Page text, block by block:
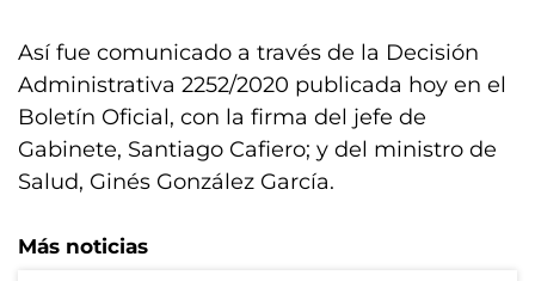
Así fue comunicado a través de la Decisión
Administrativa 2252/2020 publicada hoy en el
Boletín Oficial, con la firma del jefe de
Gabinete, Santiago Cafiero; y del ministro de
Salud, Ginés González García.
Más noticias